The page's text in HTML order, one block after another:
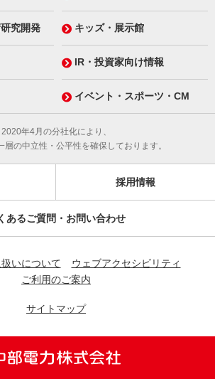
究開発 キッズ・展示館
IR・投資家向け情報
イベント・スポーツ・CM
2020年4月の分社化により、
層の中立性・公平性を確保しております。
採用情報
あるご質問・お問い合わせ
いについて
ウェブアクセシビリティ
ご利用のご案内
サイトマップ